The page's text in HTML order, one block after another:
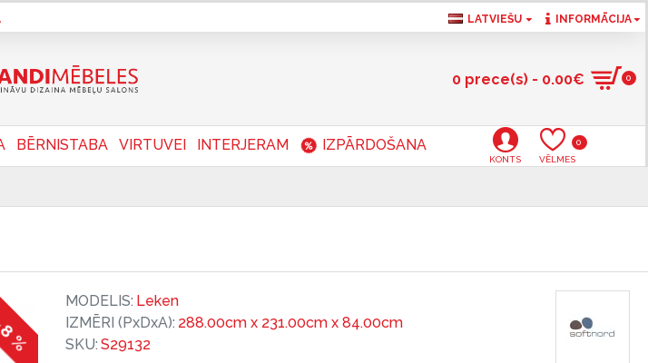
LATVIEŠU INFORMĀCIJA
0 prece(s) - 0.00€ 0
BĒRNISTABA VIRTUVEI INTERJERAM IZPĀRDOŠANA
KONTS VĒLMES
0
%
MODELIS: Leken
IZMĒRI (PxDxA): 288.00cm x 231.00cm x 84.00cm
SKU: S29132